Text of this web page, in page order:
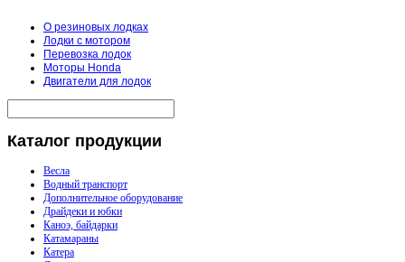
О резиновых лодках
Лодки с мотором
Перевозка лодок
Моторы Honda
Двигатели для лодок
Каталог продукции
Весла
Водный транспорт
Дополнительное оборудование
Драйдеки и юбки
Каноэ, байдарки
Катамараны
Катера